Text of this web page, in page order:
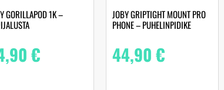
GORILLAPOD 1K –
€
JOBY GRIPTIGHT MOUNT PRO
PHONE – PUHELINPIDIKE
44,90€